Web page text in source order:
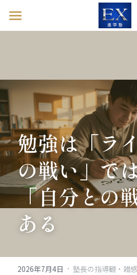
ホーム
進学塾EXとは
塾長ブログ
お問い合わせ
英語診断ドックを
勉強は「ラ
の戦い」で
「自分との
ある
2026年7月4日 · 塾長の指導観・雑感